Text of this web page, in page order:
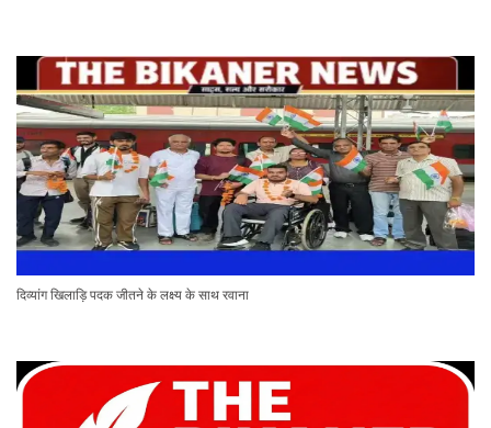
दिव्यांग खिलाड़ि पदक जीतने के लक्ष्य के साथ रवाना